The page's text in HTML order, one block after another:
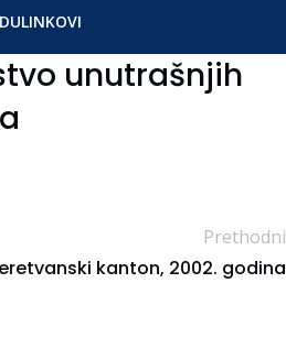
LINKOVI
unutrašnjih
Prethodni
kanton, 2002. godina